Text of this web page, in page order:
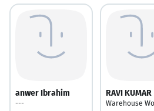
anwer Ibrahim
---
RAVI KUMAR
Warehouse